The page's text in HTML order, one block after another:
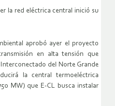
la red eléctrica central inició su
aprobó ayer el proyecto
en alta tensión que
del Norte Grande
la central termoeléctrica
MW) que E-CL busca instalar